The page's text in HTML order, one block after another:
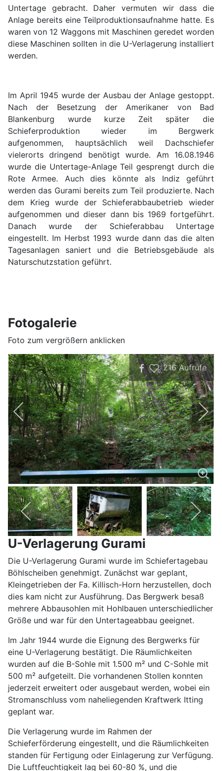
Untertage gebracht. Daher vermuten wir dass die
Anlage bereits eine Teilproduktionsaufnahme hatte. Es
waren von 12 Waggons mit Maschinen geredet worden
diese Maschinen sollten in die U-Verlagerung installiert
werden.
Im April 1945 wurde der Ausbau der Anlage gestoppt.
Nach der Besetzung der Amerikaner von Bad
Blankenburg wurde kurze Zeit später die
Schieferproduktion wieder im Bergwerk
aufgenommen, hauptsächlich weil Dachschiefer
vielerorts dringend benötigt wurde. Am 16.08.1946
wurde die Untertage-Anlage Teil gesprengt durch die
Rote Armee. Auch dies könnte als Indiz geführt
werden das Gurami bereits zum Teil produzierte. Nach
dem Krieg wurde der Schieferabbaubetrieb wieder
aufgenommen und dieser dann bis 1969 fortgeführt.
Danach wurde der Schieferabbau Untertage
eingestellt. Im Herbst 1993 wurde dann das die alten
Tagesanlagen saniert und die Betriebsgebäude als
Naturschutzstation geführt.
Fotogalerie
Foto zum vergrößern anklicken
0 216Aufrufe
U-Verlagerung Gurami
Die U-Verlagerung Gurami wurde im Schiefertagebau
Böhlscheiben genehmigt. Zunächst war geplant,
Kleingetrieben der Fa. Killisch-Horn herzustellen, doch
dies kam nicht zur Ausführung. Das Bergwerk besaß
mehrere Abbausohlen mit Hohlbauen unterschiedlicher
Größe und war für den Untertageabbau geeignet.
Im Jahr 1944 wurde die Eignung des Bergwerks für
eine U-Verlagerung bestätigt. Die Räumlichkeiten
wurden auf die B-Sohle mit 1.500 m² und C-Sohle mit
500 m² aufgeteilt. Die vorhandenen Stollen konnten
jederzeit erweitert oder ausgebaut werden, wobei ein
Stromanschluss vom naheliegenden Kraftwerk Itting
geplant war.
Die Verlagerung wurde im Rahmen der
Schieferförderung eingestellt, und die Räumlichkeiten
standen für Fertigung oder Einlagerung zur Verfügung.
Die Luftfeuchtigkeit lag bei 60-80 %, und die